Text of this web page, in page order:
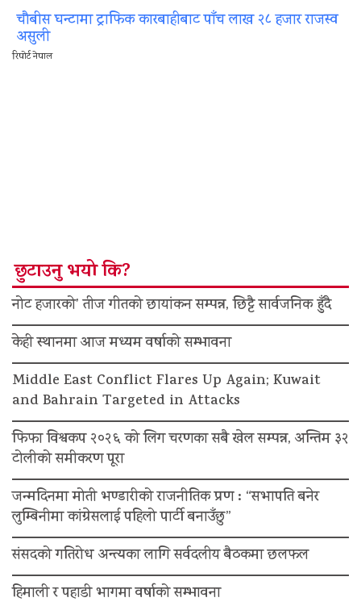
चौबीस घन्टामा ट्राफिक कारबाहीबाट पाँच लाख २८ हजार राजस्व
असुली
रिपोर्ट नेपाल
छुटाउनु भयो कि?
नोट हजारको’ तीज गीतको छायांकन सम्पन्न, छिट्टै सार्वजनिक हुँदै
केही स्थानमा आज मध्यम वर्षाको सम्भावना
Middle East Conflict Flares Up Again; Kuwait
and Bahrain Targeted in Attacks
फिफा विश्वकप २०२६ को लिग चरणका सबै खेल सम्पन्न, अन्तिम ३२
टोलीको समीकरण पूरा
जन्मदिनमा मोती भण्डारीको राजनीतिक प्रण : “सभापति बनेर
लुम्बिनीमा कांग्रेसलाई पहिलो पार्टी बनाउँछु”
संसदको गतिरोध अन्त्यका लागि सर्वदलीय बैठकमा छलफल
हिमाली र पहाडी भागमा वर्षाको सम्भावना